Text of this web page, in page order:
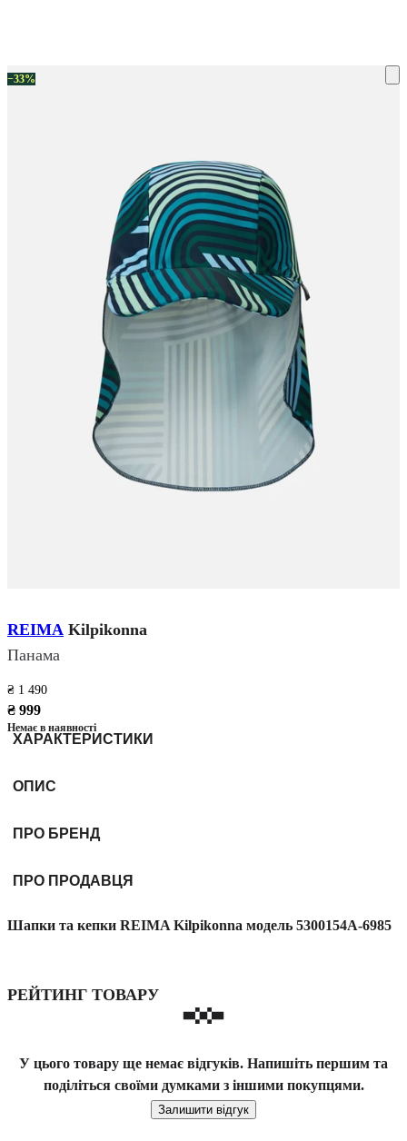
−33%
REIMA Kilpikonna
Панама
₴ 1 490
₴ 999
Немає в наявності
ХАРАКТЕРИСТИКИ
ОПИС
ПРО БРЕНД
ПРО ПРОДАВЦЯ
Шапки та кепки REIMA Kilpikonna модель 5300154A-6985
РЕЙТИНГ ТОВАРУ
У цього товару ще немає відгуків. Напишіть першим та
поділіться своїми думками з іншими покупцями.
Залишити відгук